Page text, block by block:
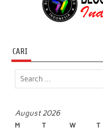
CARI
August 2026
M T W T